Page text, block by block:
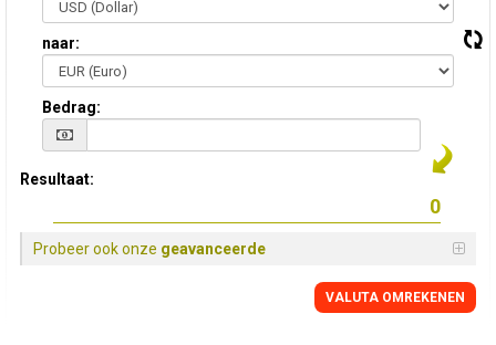
naar:
Bedrag:
Resultaat:
Probeer ook onze geavanceerde
VALUTA OMREKENEN